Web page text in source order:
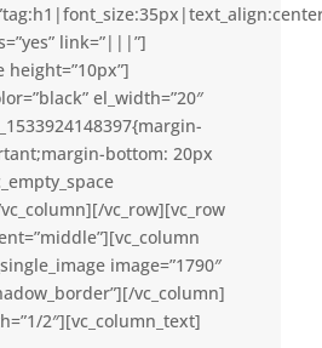
link=”|||”]
height=”10px”]
el_width=”20″
bottom: 20px
vc_row][vc_row
image=”1790″
vc_column]
2″][vc_column_text]